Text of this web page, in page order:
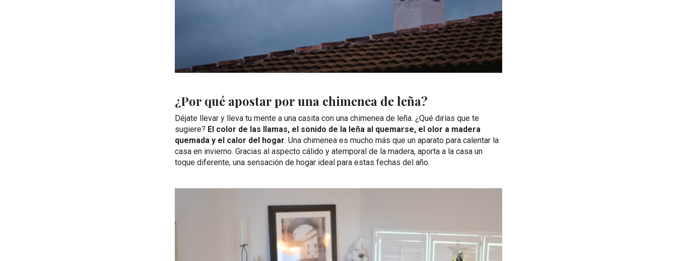
¿Por qué apostar por una chimenea de leña?
Déjate llevar y lleva tu mente a una casita con una chimenea de leña. ¿Qué dirías que te
sugiere? El color de las llamas, el sonido de la leña al quemarse, el olor a madera
quemada y el calor del hogar. Una chimenea es mucho más que un aparato para calentar la
casa en invierno. Gracias al aspecto cálido y atemporal de la madera, aporta a la casa un
toque diferente, una sensación de hogar ideal para estas fechas del año.